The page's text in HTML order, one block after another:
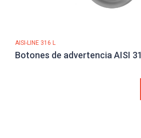
AISI-LINE 316 L
Botones de advertencia AISI